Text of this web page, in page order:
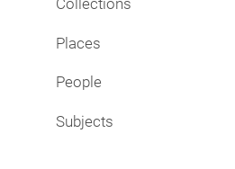
Collections
Places
People
Subjects